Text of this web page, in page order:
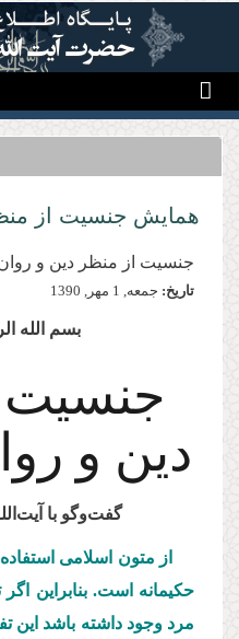
رفتن به محتوای اصلی
همایش جنسیت از
جنسيت از منظر دين و
تاریخ: جمعه, 1 مهر, 1390
بسم الله
جنسیت
دین و
گفت‌وگو با آیت‌الله
از متون اسلامی
حكیمانه است. بنابراین
مرد وجود داشته باشد این